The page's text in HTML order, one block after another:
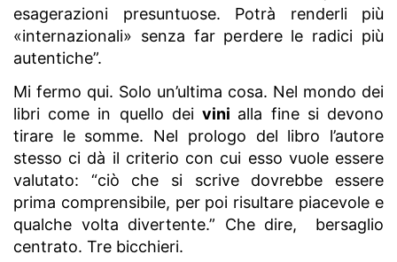
esagerazioni presuntuose. Potrà renderli più
«internazionali» senza far perdere le radici più
autentiche”.
Mi fermo qui. Solo un’ultima cosa. Nel mondo dei
libri come in quello deivini alla fine si devono
tirare le somme. Nel prologo del libro l’autore
stesso ci dà il criterio con cui esso vuole essere
valutato: “ciò che si scrive dovrebbe essere
prima comprensibile, per poi risultare piacevole e
qualche volta divertente.” Che dire, bersaglio
centrato. Tre bicchieri.